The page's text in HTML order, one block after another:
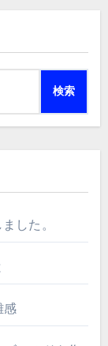
した。
感